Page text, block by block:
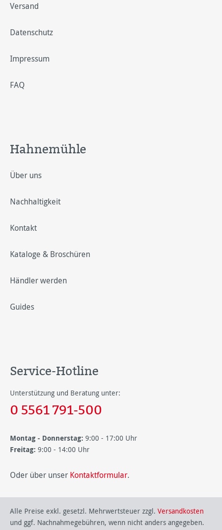
Versand
Datenschutz
Impressum
FAQ
Hahnemühle
Über uns
Nachhaltigkeit
Kontakt
Kataloge & Broschüren
Händler werden
Guides
Service-Hotline
Unterstützung und Beratung unter:
0 5561 791-500
Montag - Donnerstag: 9:00 - 17:00 Uhr
Freitag: 9:00 - 14:00 Uhr
Oder über unser Kontaktformular.
Alle Preise exkl. gesetzl. Mehrwertsteuer zzgl. Versandkosten
und ggf. Nachnahmegebühren, wenn nicht anders angegeben.